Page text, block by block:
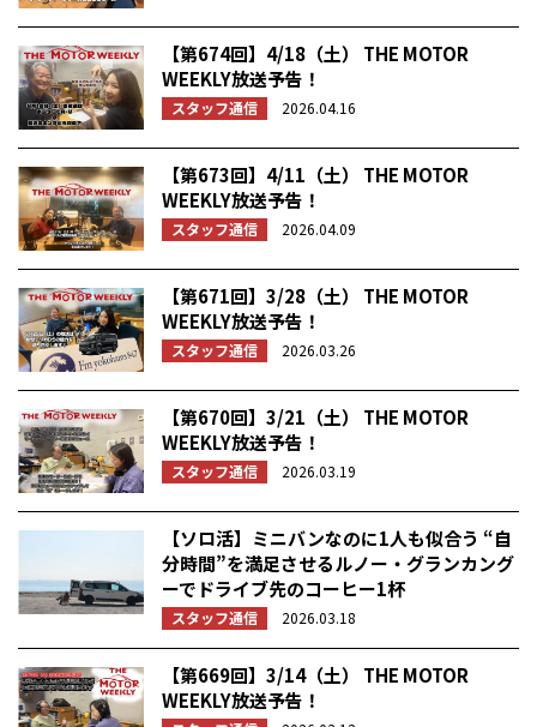
【第674回】4/18（土） THE MOTOR
WEEKLY放送予告！
スタッフ通信 2026.04.16
【第673回】4/11（土） THE MOTOR
WEEKLY放送予告！
スタッフ通信 2026.04.09
【第671回】3/28（土） THE MOTOR
WEEKLY放送予告！
スタッフ通信 2026.03.26
【第670回】3/21（土） THE MOTOR
WEEKLY放送予告！
スタッフ通信 2026.03.19
【ソロ活】ミニバンなのに1人も似合う “自
分時間”を満足させるルノー・グランカング
ーでドライブ先のコーヒー1杯
スタッフ通信 2026.03.18
【第669回】3/14（土） THE MOTOR
WEEKLY放送予告！